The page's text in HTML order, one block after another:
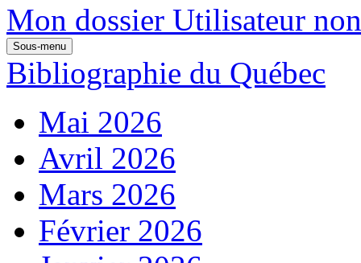
Mon dossier Utilisateur
Sous-menu
Bibliographie du Québec
Mai 2026
Avril 2026
Mars 2026
Février 2026